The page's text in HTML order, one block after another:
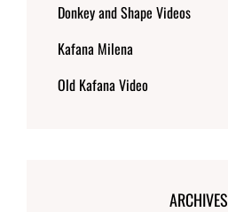
Donkey and Shape Videos
Kafana Milena
Old Kafana Video
ARCHIVES